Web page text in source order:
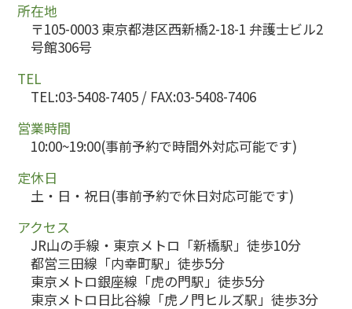
所在地
〒105-0003 東京都港区西新橋2-18-1 弁護士ビル2
号館306号
TEL
TEL:03-5408-7405 / FAX:03-5408-7406
営業時間
10:00~19:00(事前予約で時間外対応可能です)
定休日
土・日・祝日(事前予約で休日対応可能です)
アクセス
JR山の手線・東京メトロ「新橋駅」徒歩10分
都営三田線「内幸町駅」徒歩5分
東京メトロ銀座線「虎の門駅」徒歩5分
東京メトロ日比谷線「虎ノ門ヒルズ駅」徒歩3分